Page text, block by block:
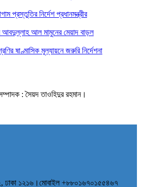
প্রস্তুতির নির্দেশ প্রধানমন্ত্রীর
আবদুল্লাহ আল মামুনের মেয়াদ বাড়ল
ষাণ্মাসিক মূল্যায়নে জরুরি নির্দেশনা
: সৈয়দ তাওহিদুর রহমান।
ঢাকা ১২১৬।মোবাইল +৮৮০১৬৭০১৫৫৪৬৭